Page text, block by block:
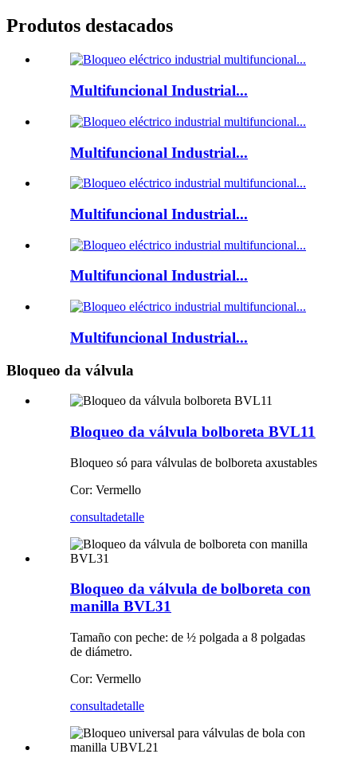
Produtos destacados
Multifuncional Industrial...
Multifuncional Industrial...
Multifuncional Industrial...
Multifuncional Industrial...
Multifuncional Industrial...
Bloqueo da válvula
Bloqueo da válvula bolboreta BVL11
Bloqueo só para válvulas de bolboreta axustables
Cor: Vermello
consultadetalle
Bloqueo da válvula de bolboreta con
manilla BVL31
Tamaño con peche: de ½ polgada a 8 polgadas
de diámetro.
Cor: Vermello
consultadetalle